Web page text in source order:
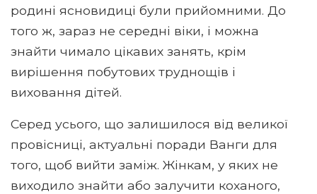
родині ясновидиці були прийомними. До
того ж, зараз не середні віки, і можна
знайти чимало цікавих занять, крім
вирішення побутових труднощів і
виховання дітей.
Серед усього, що залишилося від великої
провісниці, актуальні поради Ванги для
того, щоб вийти заміж. Жінкам, у яких не
виходило знайти або залучити коханого,